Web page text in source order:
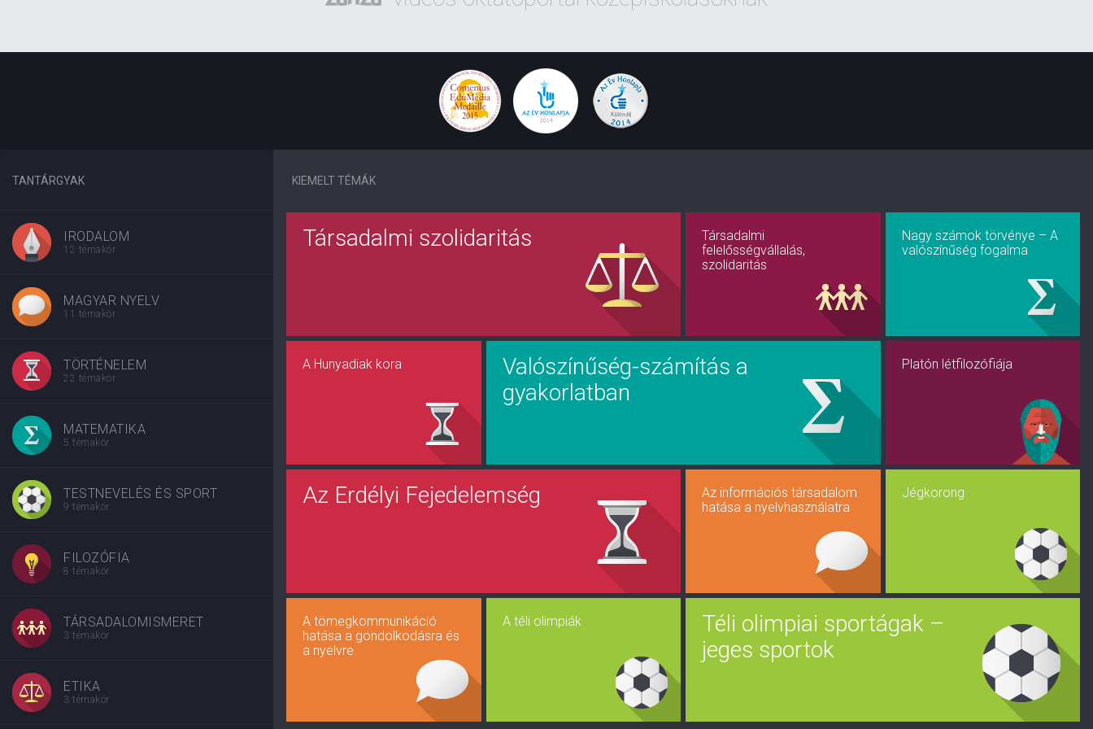
MINDENKINEK
KORLÁTLANUL
INGYENESEN
8 tantárgy
73 témakör
TANTÁRGYAK
IRODALOM
12 témakör
MAGYAR NYELV
11 témakör
TÖRTÉNELEM
22 témakör
MATEMATIKA
5 témakör
TESTNEVELÉS ÉS SPORT
9 témakör
FILOZÓFIA
8 témakör
TÁRSADALOMISMERET
3 témakör
ETIKA
3 témakör
KIEMELT TÉMÁK
Társadalmi szolidaritás
Társadalmi
felelősségvállalás,
szolidaritás
Nagy számok törvénye – A
valószínűség fogalma
A Hunyadiak kora
Valószínűség-számítás a
gyakorlatban
Platón létfilozófiája
Az Erdélyi Fejedelemség
Az információs társadalom
hatása a nyelvhasználatra
Jégkorong
A tömegkommunikáció
hatása a gondolkodásra és
a nyelvre
A téli olimpiák
Téli olimpiai sportágak –
jeges sportok